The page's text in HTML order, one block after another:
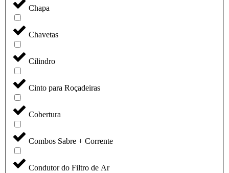
Chapa
Chavetas
Cilindro
Cinto para Roçadeiras
Cobertura
Combos Sabre + Corrente
Condutor do Filtro de Ar